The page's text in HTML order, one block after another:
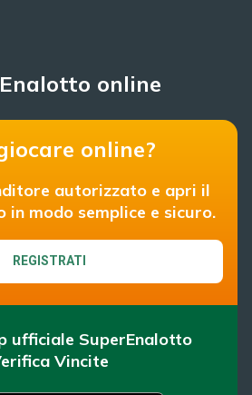
online
online?
autorizzato e apri il
in modo semplice e sicuro.
REGISTRATI
ufficiale SuperEnalotto
Vincite